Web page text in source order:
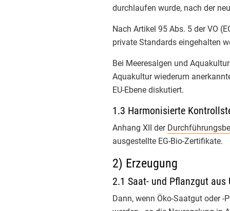
durchlaufen wurde, nach der
Nach Artikel 95 Abs. 5 der VO
private Standards eingehalten
Bei Meeresalgen und
Aquakultur wiederum
EU-Ebene diskutiert.
1.3 Harmonisierte
Anhang XII der
ausgestellte EG-Bio-Zertifikate.
2) Erzeugung
2.1 Saat- und Pflanzgut
Dann, wenn Öko-Saatgut oder